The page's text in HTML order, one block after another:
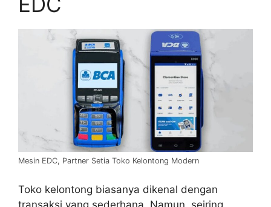
Mesin EDC, Partner Setia Toko Kelontong Modern
Toko kelontong biasanya dikenal dengan
transaksi yang sederhana. Namun, seiring